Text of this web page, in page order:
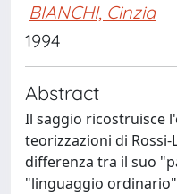
BIANCHI, Cinzia
1994
Abstract
Il saggio ricostruisce
teorizzazioni di
differenza tra il suo
"linguaggio